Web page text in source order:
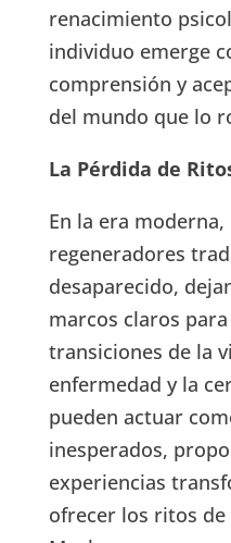
renacimiento
individuo emerge
comprensión y
del mundo que lo
La Pérdida de
En la era
regeneradores
desaparecido,
marcos claros
transiciones de la
enfermedad y la
pueden actuar
inesperados,
experiencias
ofrecer los ritos